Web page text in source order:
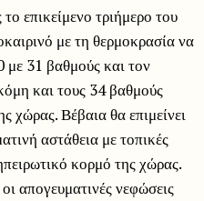
επικείμενο τριήμερο του
με τη θερμοκρασία να
με 31 βαθμούς και τον
και τους 34 βαθμούς
χώρας. Βέβαια θα επιμείνει
αστάθεια με τοπικές
κορμό της χώρας.
απογευματινές νεφώσεις